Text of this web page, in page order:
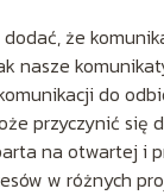
że
nasze
do
przyczynić się
na otwartej i
w różnych